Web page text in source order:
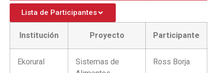
Lista de Participantes
Institución Proyecto Participante
Ekorural
Sistemas de
Ross Borja